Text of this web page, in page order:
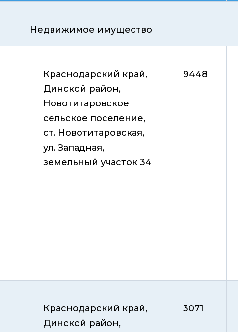
Недвижимое имущество
Краснодарский край,
Динской район,
Новотитаровское
сельское поселение,
ст. Новотитаровская,
ул. Западная,
земельный участок 34
9448
Краснодарский край,
Динской район,
3071